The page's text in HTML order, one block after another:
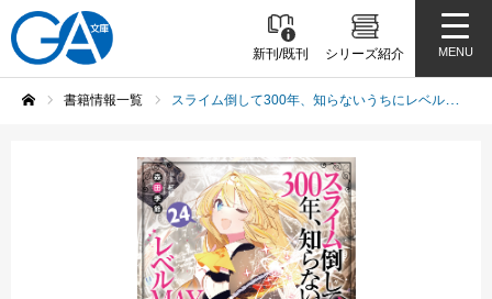
新刊/既刊 シリーズ紹介 MENU
書籍情報一覧 スライム倒して300年、知らないうちにレベルＭＡＸになってました24